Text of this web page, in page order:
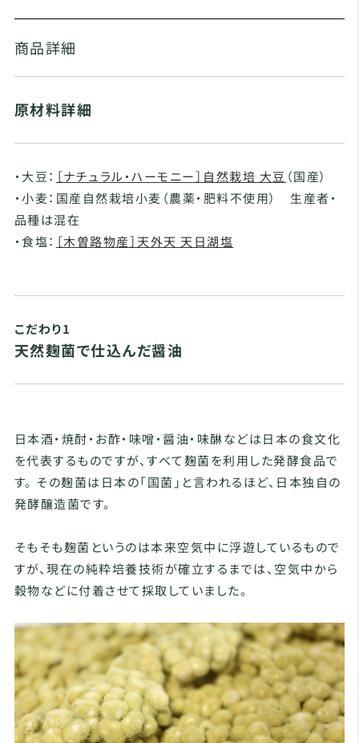
商品詳細
原材料詳細
・大豆： ［ナチュラル・ハーモニー］自然栽培 大豆 （国産）
・小麦：国産自然栽培小麦（農薬・肥料不使用） 生産者・
品種は混在
・食塩： ［木曽路物産］天外天 天日湖塩
こだわり1
天然麹菌で仕込んだ醤油
日本酒・焼酎・お酢・味噌・醤油・味醂などは日本の食文化
を代表するものですが、すべて麹菌を利用した発酵食品で
す。 その麹菌は日本の「国菌」と言われるほど、日本独自の
発酵醸造菌です。
そもそも麹菌というのは本来空気中に浮遊しているもので
すが、現在の純粋培養技術が確立するまでは、空気中から
穀物などに付着させて採取していました。